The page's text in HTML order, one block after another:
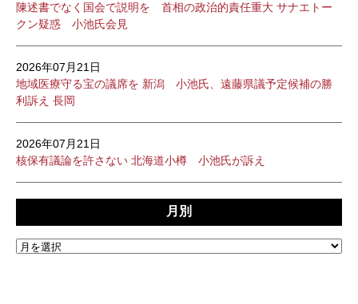
陳述書でなく国会で説明を 首相の政治的責任重大 サナエトー
クン疑惑 小池氏会見
2026年07月21日
地域医療守る宝の議席を 新潟 小池氏、遠藤県議予定候補の勝
利訴え 長岡
2026年07月21日
核保有議論を許さない 北海道小樽 小池氏が訴え
月別